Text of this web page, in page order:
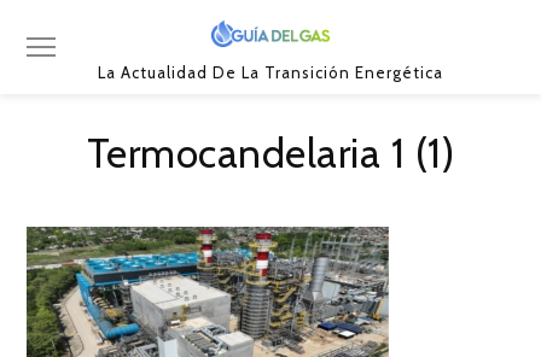
La Actualidad De La Transición Energética
Termocandelaria 1 (1)